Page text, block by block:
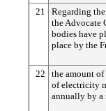
21
Regarding
the Advocate
bodies have
place by the
22
the amount
of electricity
annually by a